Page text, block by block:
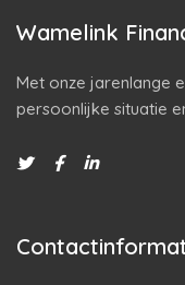
Wamelink
Met onze jarenlange
persoonlijke situatie